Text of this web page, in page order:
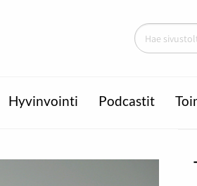
Hyvinvointi Podcastit